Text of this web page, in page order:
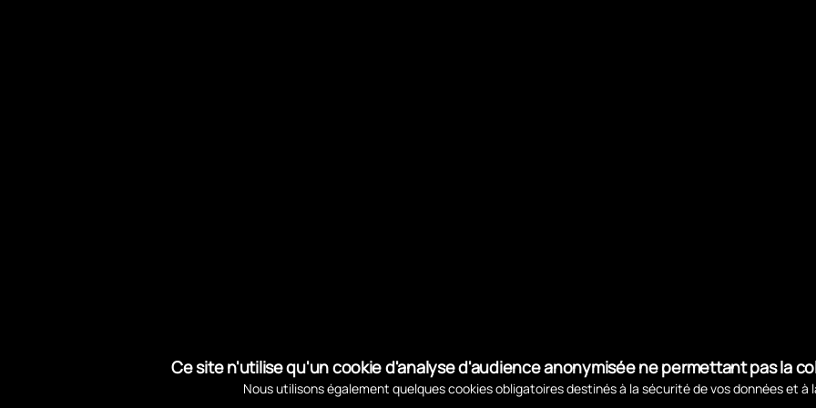
Ce site n'utilise qu'un cookie d'analyse d'audience anonymisée ne permettant pas la
Nous utilisons également quelques cookies obligatoires destinés à la sécurité de vos données et